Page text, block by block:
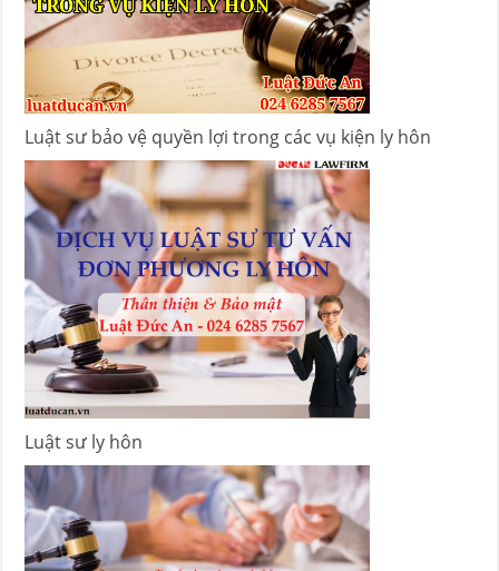
Luật sư bảo vệ quyền lợi trong các vụ kiện ly hôn
Luật sư ly hôn